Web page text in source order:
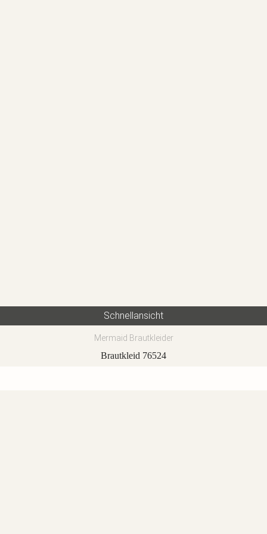
Schnellansicht
Mermaid Brautkleider
Brautkleid 76524